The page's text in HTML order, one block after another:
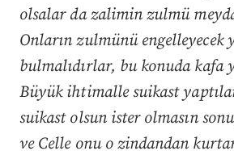
olsalar da zalimin zulmü
Onların zulmünü engelleyecek
bulmalıdırlar, bu konuda kafa
Büyük ihtimalle suikast
suikast olsun ister olmasın
ve Celle onu o zindandan